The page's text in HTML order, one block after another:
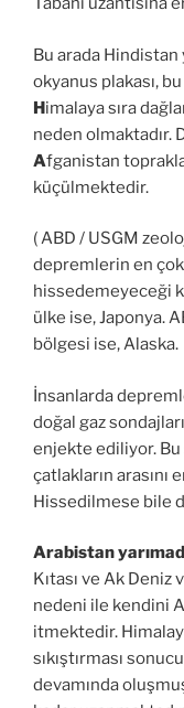
Bu arada Hindistan
okyanus plakası,
Himalaya sıra
neden olmaktadır.
Afganistan
küçülmektedir.
( ABD / USGM
depremlerin en çok
hissedemeyeceği
ülke ise, Japonya.
bölgesi ise, Alaska.
İnsanlarda
doğal gaz
enjekte ediliyor. Bu
çatlakların arasını
Hissedilmese bile
Arabistan
Kıtası ve Ak Deniz
nedeni ile kendini
itmektedir.
sıkıştırması
devamında